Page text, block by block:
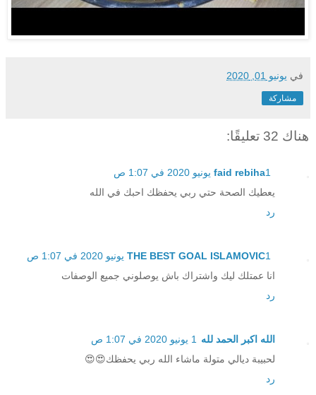
في يونيو 01, 2020
مشاركة
هناك 32 تعليقًا:
faid rebiha1 يونيو 2020 في 1:07 ص
يعطيك الصحة حتي ربي يحفظك احبك في الله
رد
THE BEST GOAL ISLAMOVIC1 يونيو 2020 في 1:07 ص
انا عمتلك ليك واشتراك باش يوصلوني جميع الوصفات
رد
الله اكبر الحمد لله
1 يونيو 2020 في 1:07 ص
لحبيبة ديالي متولة ماشاء الله ربي يحفظك😍😍
رد